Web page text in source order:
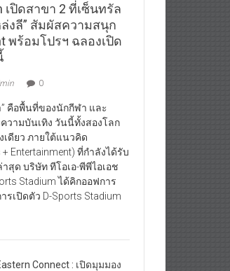
เปิดสาขา 2 ที่เซ็นทรัล
งลี” สัมผัสความสนุก
พร้อมโปรฯ ฉลองเปิด
0
คือพื้นที่ของนักกีฬา และ
วามบันเทิง วันนี้ทั้งสองโลก
ดียว ภายใต้แนวคิด
Entertainment) ที่กำลังได้รับ
สุด บริษัท ทีโอเอ-พีพีไอเอช
Stadium ได้คิกออฟการ
เปิดตัว D-Sports Stadium
Connect : เปิดมุมมอง